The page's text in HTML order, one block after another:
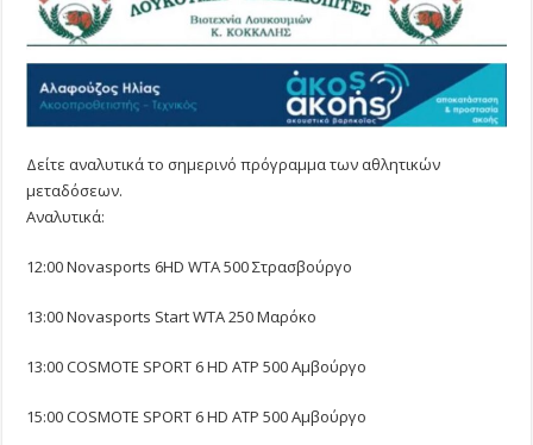
Δείτε αναλυτικά το σημερινό πρόγραμμα των αθλητικών
μεταδόσεων.
Αναλυτικά:
12:00 Novasports 6HD WTA 500 Στρασβούργο
13:00 Novasports Start WTA 250 Μαρόκο
13:00 COSMOTE SPORT 6 HD ATP 500 Αμβούργο
15:00 COSMOTE SPORT 6 HD ATP 500 Αμβούργο